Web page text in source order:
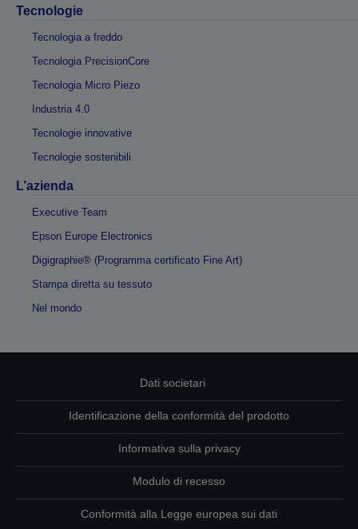
Tecnologie
Tecnologia a freddo
Tecnologia PrecisionCore
Tecnologia Micro Piezo
Industria 4.0
Tecnologie innovative
Tecnologie sostenibili
L’azienda
Executive Team
Epson Europe Electronics
Digigraphie® (Programma certificato Fine Art)
Stampa diretta su tessuto
Nel mondo
Dati societari
Identificazione della conformità del prodotto
Informativa sulla privacy
Modulo di recesso
Conformità alla Legge europea sui dati